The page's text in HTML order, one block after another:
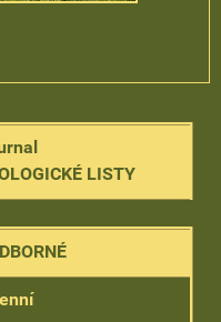
LISTY